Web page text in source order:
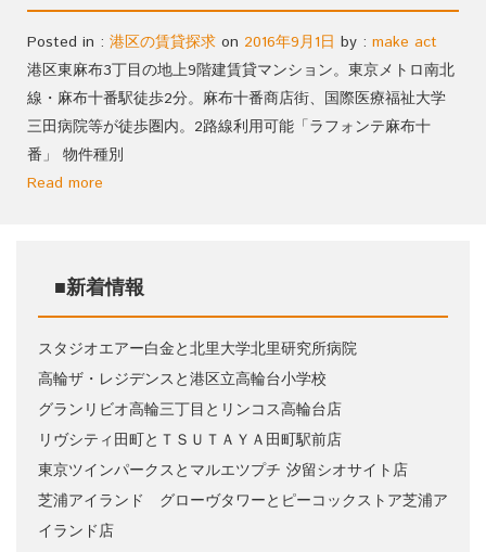
Posted in : 港区の賃貸探求 on 2016年9月1日 by : make act
港区東麻布3丁目の地上9階建賃貸マンション。東京メトロ南北
線・麻布十番駅徒歩2分。麻布十番商店街、国際医療福祉大学
三田病院等が徒歩圏内。2路線利用可能「ラフォンテ麻布十
番」 物件種別
Read more
■新着情報
スタジオエアー白金と北里大学北里研究所病院
高輪ザ・レジデンスと港区立高輪台小学校
グランリビオ高輪三丁目とリンコス高輪台店
リヴシティ田町とＴＳＵＴＡＹＡ田町駅前店
東京ツインパークスとマルエツプチ 汐留シオサイト店
芝浦アイランド グローヴタワーとピーコックストア芝浦ア
イランド店